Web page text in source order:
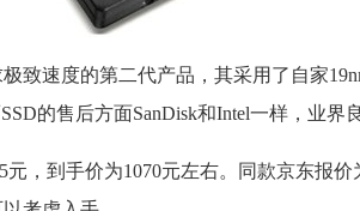
极致速度的第二代产品，其采用了自家
的售后方面SanDisk和Intel一样，业界
元，到手价为1070元左右。同款京东报